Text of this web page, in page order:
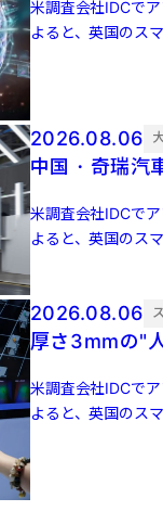
米調査会社IDCで
よると、英国のス
増 […]
2026.08.06
中国・奇瑞汽
米調査会社IDCで
よると、英国のス
2026.08.06
厚さ3mmの"
米調査会社IDCで
よると、英国のス